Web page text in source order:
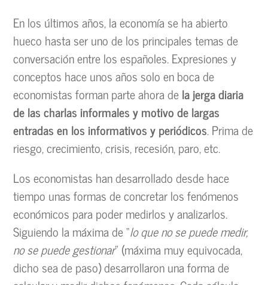
En los últimos años, la economía se ha abierto
hueco hasta ser uno de los principales temas de
conversación entre los españoles. Expresiones y
conceptos hace unos años solo en boca de
economistas forman parte ahora dela jerga diaria
de las charlas informales y motivo de largas
entradas en los informativos y periódicos. Prima de
riesgo, crecimiento, crisis, recesión, paro, etc.
Los economistas han desarrollado desde hace
tiempo unas formas de concretar los fenómenos
económicos para poder medirlos y analizarlos.
Siguiendo la máxima de “lo que no se puede medir,
no se puede gestionar” (máxima muy equivocada,
dicho sea de paso) desarrollaron una forma de